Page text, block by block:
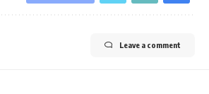
Leave a comment